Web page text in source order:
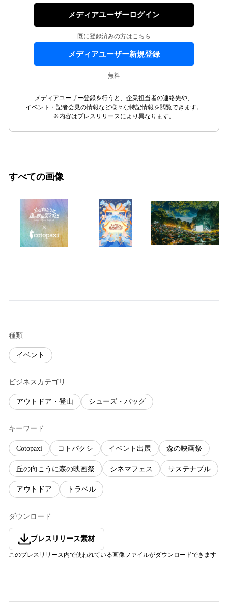
メディアユーザーログイン
既に登録済みの方はこちら
メディアユーザー新規登録
無料
メディアユーザー登録を行うと、企業担当者の連絡先や、
イベント・記者会見の情報など様々な特記情報を閲覧できます。
※内容はプレスリリースにより異なります。
すべての画像
種類
イベント
ビジネスカテゴリ
アウトドア・登山 シューズ・バッグ
キーワード
Cotopaxi コトパクシ イベント出展 森の映画祭
丘の向こうに森の映画祭 シネマフェス サステナブル
アウトドア トラベル
ダウンロード
プレスリリース素材
このプレスリリース内で使われている画像ファイルがダウンロードできます